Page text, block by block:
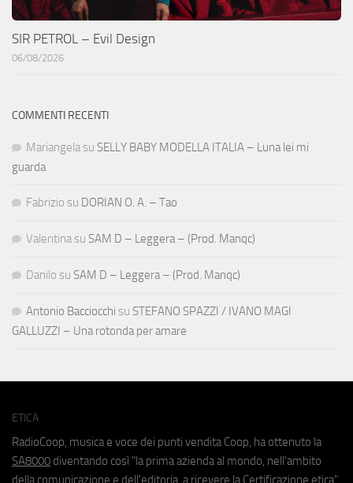
SIR PETROL – Evil Design
06/08/2026
COMMENTI RECENTI
Mariangela su SELLY BABY MODELLA ITALIA – Luna lei mi
guarda
Fabrizio su DORIAN O. A. – Tao
Valentina su SAM D – Leggera – (Prod. Manqc)
Danilo su SAM D – Leggera – (Prod. Manqc)
Antonio Bacciocchi su STEFANO SPAZZI / IVANO MAGI
GALLUZZI – Una rotonda per amare
ETICA
RadioCoop, musica e voce dei punti vendita Coop, ha ottenuto la
SA8000 diventando così "la prima azienda al mondo, nell'ambito
della comunicazione e dell'editoria, a ricevere la Certificazione etica".